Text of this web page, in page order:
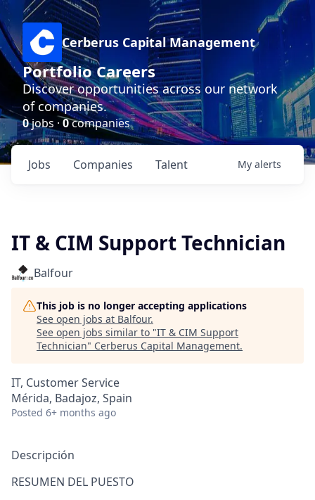
Cerberus Capital Management
Portfolio Careers
Discover opportunities across our network
of companies.
0jobs ·0companies
Jobs Companies Talent My alerts
IT & CIM Support Technician
Balfour
This job is no longer accepting applications
See open jobs at Balfour.
See open jobs similar to "IT & CIM Support
Technician" Cerberus Capital Management.
IT, Customer Service
Mérida, Badajoz, Spain
Posted 6+ months ago
Descripción
RESUMEN DEL PUESTO